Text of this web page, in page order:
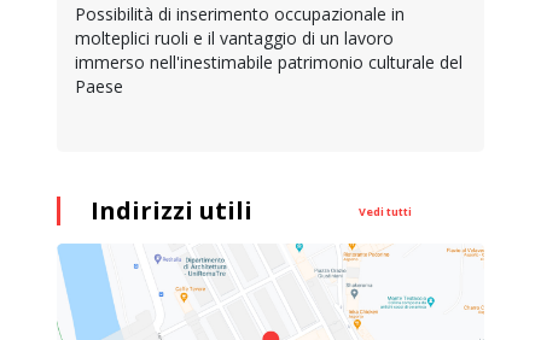
Possibilità di inserimento occupazionale in
molteplici ruoli e il vantaggio di un lavoro
immerso nell'inestimabile patrimonio culturale del
Paese
Indirizzi utili Vedi tutti